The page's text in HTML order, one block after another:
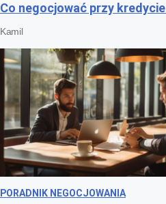
Co negocjować przy
Kamil
PORADNIK NEGOCJOWANIA